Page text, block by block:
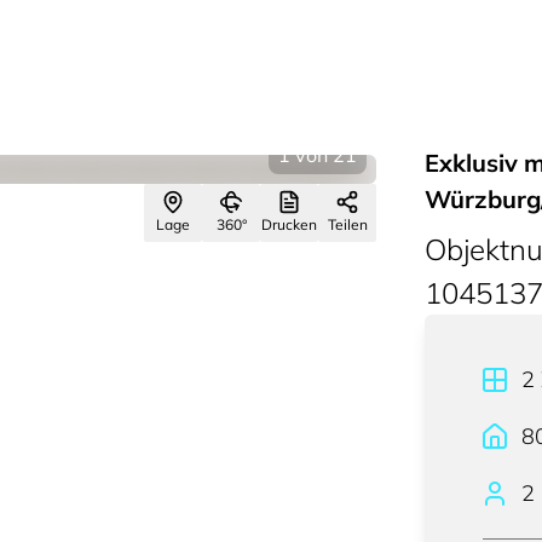
1 von 21
Lage 360° Drucken Teilen
Exklusiv
2
2